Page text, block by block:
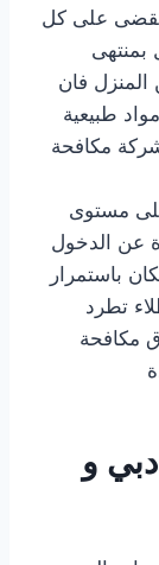
على كل
فان
طبيعية
مكافحة
مستوى
عن الدخول
باستمرار
تطرد
مكافحة
و